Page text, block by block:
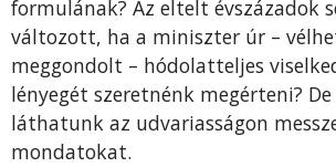
formulának? Az eltelt évszázadok
változott, ha a miniszter úr –
meggondolt – hódolatteljes
lényegét szeretnénk megérteni?
láthatunk az udvariasságon
mondatokat.